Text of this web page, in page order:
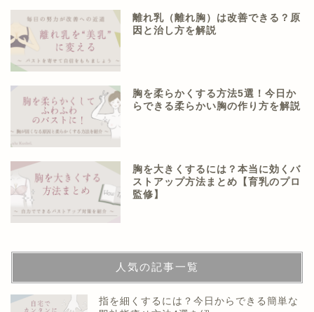
離れ乳（離れ胸）は改善できる？原
因と治し方を解説
胸を柔らかくする方法5選！今日か
らできる柔らかい胸の作り方を解説
胸を大きくするには？本当に効くバ
ストアップ方法まとめ【育乳のプロ
監修】
人気の記事一覧
指を細くするには？今日からできる簡単な